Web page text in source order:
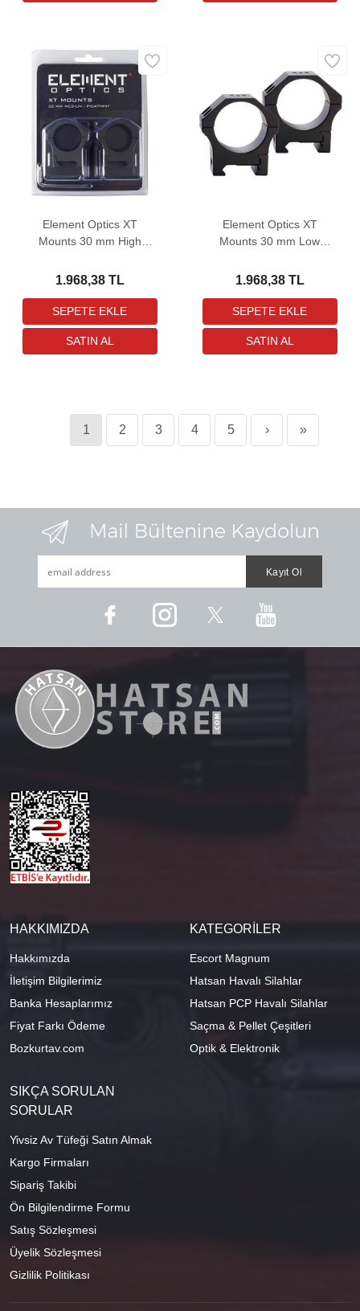
Element Optics XT
Mounts 30 mm High
Ayağı
1.968,38 TL
Element Optics XT
Mounts 30 mm Low
Ayağı
1.968,38 TL
1 2 3 4 5 › »
HAKKIMIZDA
Hakkımızda
İletişim Bilgilerimiz
Banka Hesaplarımız
Fiyat Farkı Ödeme
Bozkurtav.com
KATEGORİLER
Escort Magnum
Hatsan Havalı Silahlar
Hatsan PCP Havalı Silahlar
Saçma & Pellet Çeşitleri
Optik & Elektronik
SIKÇA SORULAN
SORULAR
Yivsiz Av Tüfeği Satın Almak
Kargo Firmaları
Sipariş Takibi
Ön Bilgilendirme Formu
Satış Sözleşmesi
Üyelik Sözleşmesi
Gizlilik Politikası